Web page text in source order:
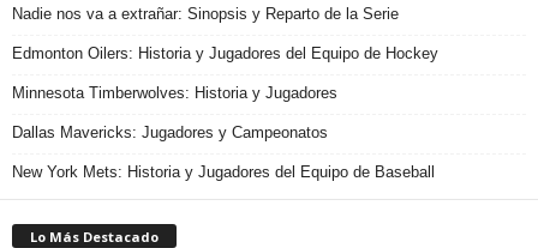
Nadie nos va a extrañar: Sinopsis y Reparto de la Serie
Edmonton Oilers: Historia y Jugadores del Equipo de Hockey
Minnesota Timberwolves: Historia y Jugadores
Dallas Mavericks: Jugadores y Campeonatos
New York Mets: Historia y Jugadores del Equipo de Baseball
Lo Más Destacado